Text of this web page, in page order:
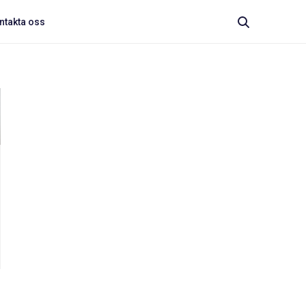
oss